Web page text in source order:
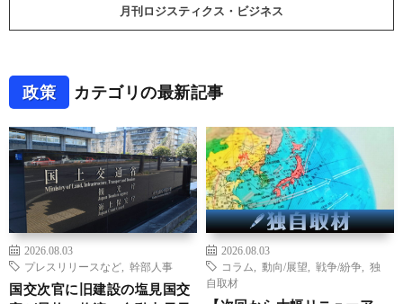
月刊ロジスティクス・ビジネス
政策 カテゴリの最新記事
2026.08.03
プレスリリースなど
幹部人事
国交次官に旧建設の塩見国交
2026.08.03
コラム
動向/展望 戦争/紛争
独
自取材